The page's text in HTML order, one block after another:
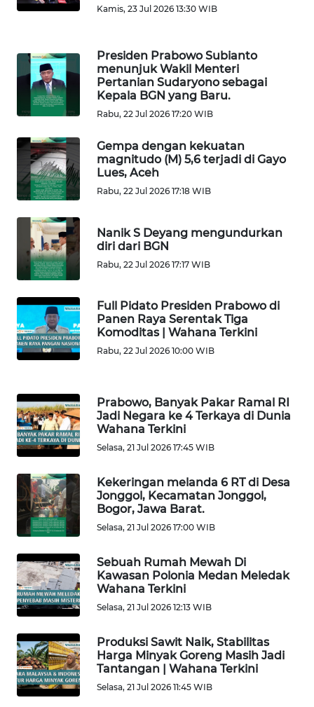
Kamis, 23 Jul 2026 13:30 WIB
Presiden Prabowo Subianto
menunjuk Wakil Menteri
Pertanian Sudaryono sebagai
Kepala BGN yang Baru.
Rabu, 22 Jul 2026 17:20 WIB
Gempa dengan kekuatan
magnitudo (M) 5,6 terjadi di Gayo
Lues, Aceh
Rabu, 22 Jul 2026 17:18 WIB
Nanik S Deyang mengundurkan
diri dari BGN
Rabu, 22 Jul 2026 17:17 WIB
Full Pidato Presiden Prabowo di
Panen Raya Serentak Tiga
Komoditas | Wahana Terkini
Rabu, 22 Jul 2026 10:00 WIB
Prabowo, Banyak Pakar Ramal RI
Jadi Negara ke 4 Terkaya di Dunia
Wahana Terkini
Selasa, 21 Jul 2026 17:45 WIB
Kekeringan melanda 6 RT di Desa
Jonggol, Kecamatan Jonggol,
Bogor, Jawa Barat.
Selasa, 21 Jul 2026 17:00 WIB
Sebuah Rumah Mewah Di
Kawasan Polonia Medan Meledak
Wahana Terkini
Selasa, 21 Jul 2026 12:13 WIB
Produksi Sawit Naik, Stabilitas
Harga Minyak Goreng Masih Jadi
Tantangan | Wahana Terkini
Selasa, 21 Jul 2026 11:45 WIB
TINGGI
WN
PAKPAK
WN
KARAWANG
WN
BEKASI
WN
BOGOR
WN
DEPOK
WN
WN
SAMOSIR
WN
PADANG
LAWAS
WN
SUMEDANG
WN
CIANJUR
WN
KEPULAUAN
SERIBU